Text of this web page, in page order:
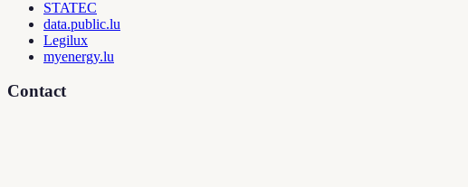
STATEC
data.public.lu
Legilux
myenergy.lu
Contact